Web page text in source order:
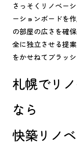
さっそくリノベー
ーションボードを
の部屋の広さを確
全に独立させる提
をかせねてブラッ
札幌でリ
なら
快築リノベ